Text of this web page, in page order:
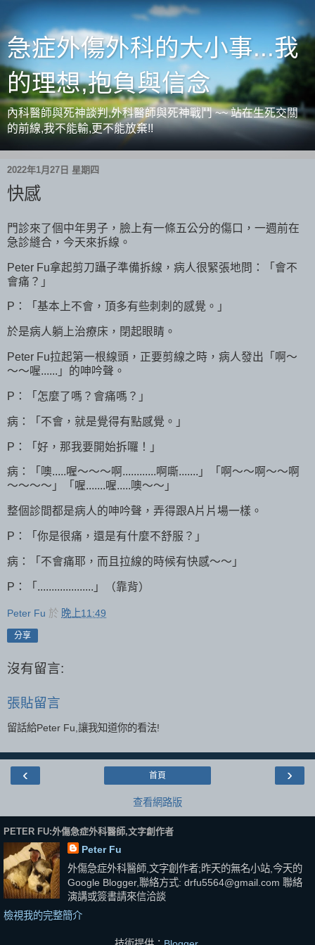
急症外傷外科的大小事...我
的理想,抱負與信念
內科醫師與死神談判,外科醫師與死神戰鬥 ~~ 站在生死交關
的前線,我不能輸,更不能放棄!!
2022年1月27日 星期四
快感
門診來了個中年男子，臉上有一條五公分的傷口，一週前在
急診縫合，今天來拆線。
Peter Fu拿起剪刀躡子準備拆線，病人很緊張地問：「會不
會痛？」
P：「基本上不會，頂多有些刺刺的感覺。」
於是病人躺上治療床，閉起眼睛。
Peter Fu拉起第一根線頭，正要剪線之時，病人發出「啊～
～～喔......」的呻吟聲。
P：「怎麼了嗎？會痛嗎？」
病：「不會，就是覺得有點感覺。」
P：「好，那我要開始拆囉！」
病：「噢.....喔～～～啊............啊嘶.......」「啊～～啊～～啊
～～～～」「喔.......喔.....噢～～」
整個診間都是病人的呻吟聲，弄得跟A片片場一樣。
P：「你是很痛，還是有什麼不舒服？」
病：「不會痛耶，而且拉線的時候有快感～～」
P：「....................」（靠背）
Peter Fu 於 晚上11:49
分享
沒有留言:
張貼留言
留話給Peter Fu,讓我知道你的看法!
‹ ›
首頁
查看網路版
PETER FU:外傷急症外科醫師,文字創作者
Peter Fu
外傷急症外科醫師,文字創作者;昨天的無名小站,今天的
Google Blogger,聯絡方式: drfu5564@gmail.com 聯絡
演講或簽書請來信洽談
檢視我的完整簡介